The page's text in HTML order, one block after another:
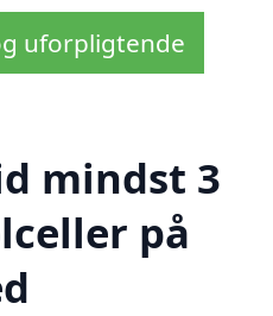
uforpligtende
mindst 3
på